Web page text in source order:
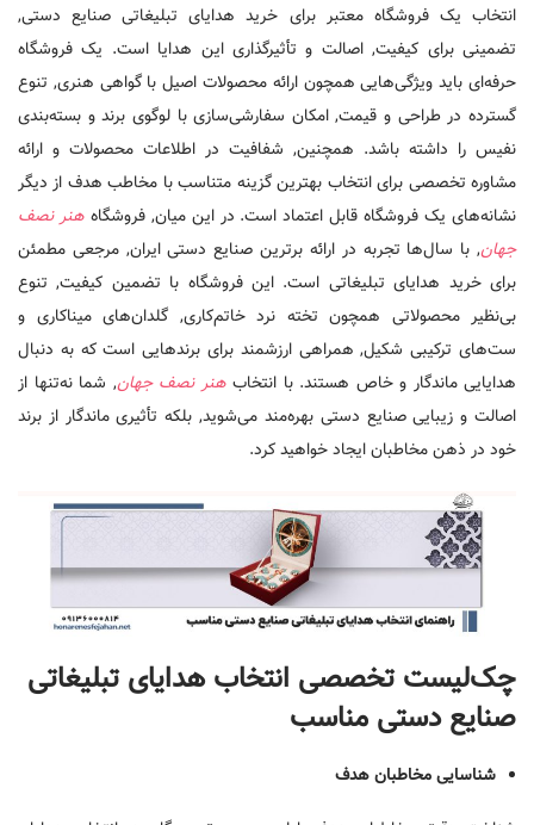
انتخاب یک فروشگاه معتبر برای خرید هدایای تبلیغاتی صنایع دستی,
تضمینی برای کیفیت, اصالت و تأثیرگذاری این هدایا است. یک فروشگاه
حرفه‌ای باید ویژگی‌هایی همچون ارائه محصولات اصیل با گواهی هنری, تنوع
گسترده در طراحی و قیمت, امکان سفارشی‌سازی با لوگوی برند و بسته‌بندی
نفیس را داشته باشد. همچنین, شفافیت در اطلاعات محصولات و ارائه
مشاوره تخصصی برای انتخاب بهترین گزینه متناسب با مخاطب هدف از دیگر
نشانه‌های یک فروشگاه قابل اعتماد است. در این میان, فروشگاههنر نصف
جهان, با سال‌ها تجربه در ارائه برترین صنایع دستی ایران, مرجعی مطمئن
برای خرید هدایای تبلیغاتی است. این فروشگاه با تضمین کیفیت, تنوع
بی‌نظیر محصولاتی همچون تخته نرد خاتم‌کاری, گلدان‌های میناکاری و
ست‌های ترکیبی شکیل, همراهی ارزشمند برای برندهایی است که به دنبال
هدایایی ماندگار و خاص هستند. با انتخابهنر نصف جهان, شما نه‌تنها از
اصالت و زیبایی صنایع دستی بهره‌مند می‌شوید, بلکه تأثیری ماندگار از برند
خود در ذهن مخاطبان ایجاد خواهید کرد.
چک‌لیست تخصصی انتخاب هدایای تبلیغاتی
صنایع دستی مناسب
شناسایی مخاطبان هدف